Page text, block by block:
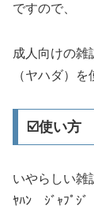
ですので、
成人向けの雑
（ヤハダ）
☑️使い方
いやらしい雑
ﾔﾊﾝ ｼﾞｬﾌﾟｼﾞ